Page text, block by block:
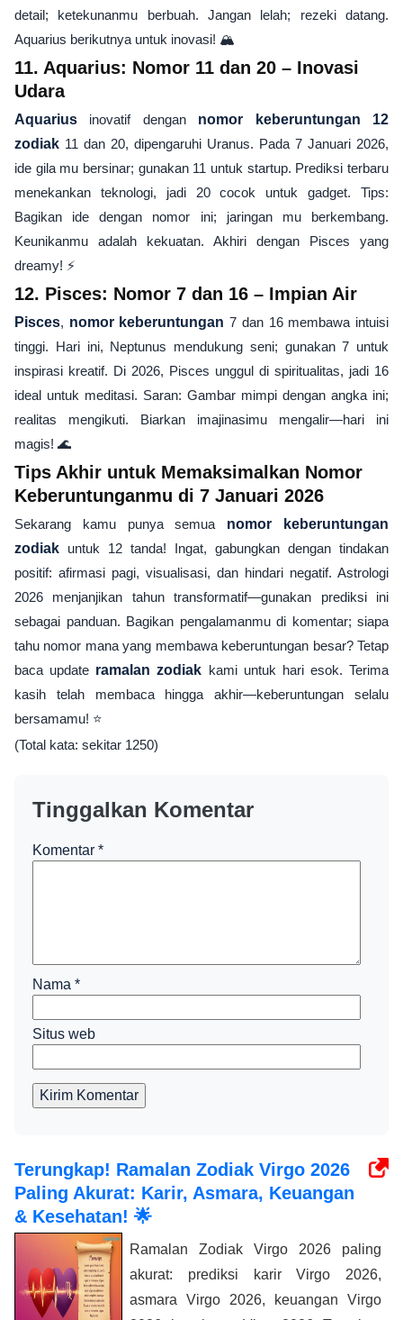
detail; ketekunanmu berbuah. Jangan lelah; rezeki datang.
Aquarius berikutnya untuk inovasi! 🏔️
11. Aquarius: Nomor 11 dan 20 – Inovasi
Udara
Aquarius inovatif dengan nomor keberuntungan 12
zodiak 11 dan 20, dipengaruhi Uranus. Pada 7 Januari 2026,
ide gila mu bersinar; gunakan 11 untuk startup. Prediksi terbaru
menekankan teknologi, jadi 20 cocok untuk gadget. Tips:
Bagikan ide dengan nomor ini; jaringan mu berkembang.
Keunikanmu adalah kekuatan. Akhiri dengan Pisces yang
dreamy! ⚡
12. Pisces: Nomor 7 dan 16 – Impian Air
Pisces, nomor keberuntungan 7 dan 16 membawa intuisi
tinggi. Hari ini, Neptunus mendukung seni; gunakan 7 untuk
inspirasi kreatif. Di 2026, Pisces unggul di spiritualitas, jadi 16
ideal untuk meditasi. Saran: Gambar mimpi dengan angka ini;
realitas mengikuti. Biarkan imajinasimu mengalir—hari ini
magis! 🌊
Tips Akhir untuk Memaksimalkan Nomor
Keberuntunganmu di 7 Januari 2026
Sekarang kamu punya semua nomor keberuntungan
zodiak untuk 12 tanda! Ingat, gabungkan dengan tindakan
positif: afirmasi pagi, visualisasi, dan hindari negatif. Astrologi
2026 menjanjikan tahun transformatif—gunakan prediksi ini
sebagai panduan. Bagikan pengalamanmu di komentar; siapa
tahu nomor mana yang membawa keberuntungan besar? Tetap
baca update ramalan zodiak kami untuk hari esok. Terima
kasih telah membaca hingga akhir—keberuntungan selalu
bersamamu! ⭐
(Total kata: sekitar 1250)
Tinggalkan Komentar
Komentar *
Nama *
Situs web
Kirim Komentar
Terungkap! Ramalan Zodiak Virgo 2026
Paling Akurat: Karir, Asmara, Keuangan
& Kesehatan! 🌟
Ramalan Zodiak Virgo 2026 paling
akurat: prediksi karir Virgo 2026,
asmara Virgo 2026, keuangan Virgo